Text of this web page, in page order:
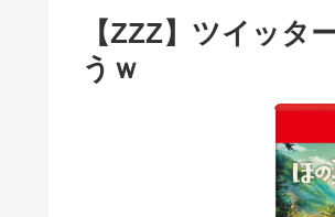
【ZZZ】ツイッタ
うｗ